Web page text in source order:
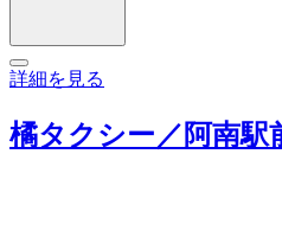
詳細を見る
橘タクシー／阿南駅